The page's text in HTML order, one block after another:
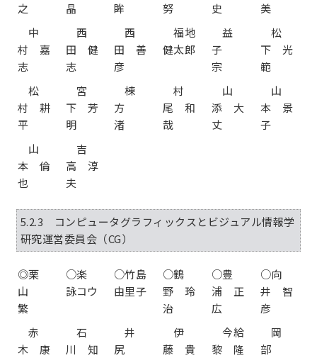
之
晶
眸
努
史
美
中
村 嘉
志
西
田 健
志
西
田 善
彦
福地
健太郎
益
子
宗
松
下 光
範
松
村 耕
平
宮
下 芳
明
棟
方
渚
村
尾 和
哉
山
添 大
丈
山
本 景
子
山
本 倫
也
吉
高 淳
夫
5.2.3 コンピュータグラフィックスとビジュアル情報学
研究運営委員会（CG）
◎栗
山
繁
○楽
詠コウ
○竹島
由里子
○鶴
野 玲
治
○豊
浦 正
広
○向
井 智
彦
赤
木 康
石
川 知
井
尻
伊
藤 貴
今給
黎 隆
岡
部